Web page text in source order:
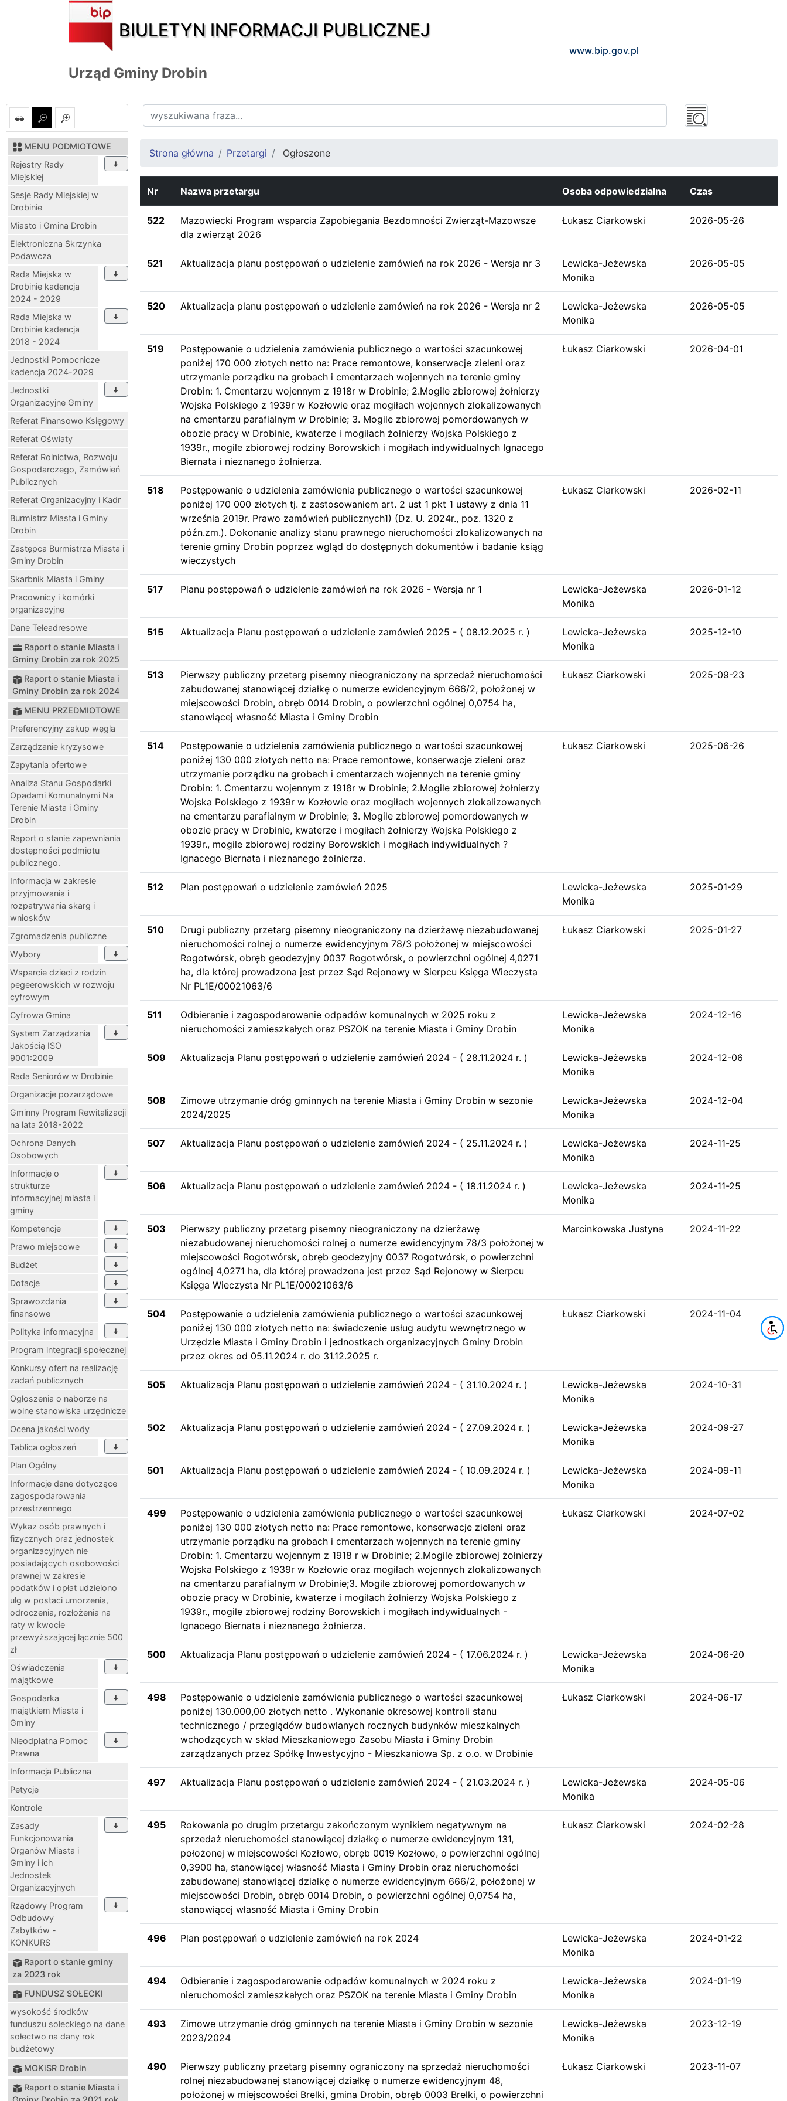
BIULETYN INFORMACJI PUBLICZNEJ
www.bip.gov.pl
Urząd Gminy Drobin
MENU PODMIOTOWE
Rejestry Rady
Miejskiej
Sesje Rady Miejskiej w
Drobinie
Miasto i Gmina Drobin
Elektroniczna Skrzynka
Podawcza
Rada Miejska w
Drobinie kadencja
2024 - 2029
Rada Miejska w
Drobinie kadencja
2018 - 2024
Jednostki Pomocnicze
kadencja 2024-2029
Jednostki
Organizacyjne Gminy
Referat Finansowo Księgowy
Referat Oświaty
Referat Rolnictwa, Rozwoju
Gospodarczego, Zamówień
Publicznych
Referat Organizacyjny i Kadr
Burmistrz Miasta i Gminy
Drobin
Zastępca Burmistrza Miasta i
Gminy Drobin
Skarbnik Miasta i Gminy
Pracownicy i komórki
organizacyjne
Dane Teleadresowe
Raport o stanie Miasta i
Gminy Drobin za rok 2025
Raport o stanie Miasta i
Gminy Drobin za rok 2024
MENU PRZEDMIOTOWE
Preferencyjny zakup węgla
Zarządzanie kryzysowe
Zapytania ofertowe
Analiza Stanu Gospodarki
Opadami Komunalnymi Na
Terenie Miasta i Gminy
Drobin
Raport o stanie zapewniania
dostępności podmiotu
publicznego.
Informacja w zakresie
przyjmowania i
rozpatrywania skarg i
wniosków
Zgromadzenia publiczne
Wybory
Wsparcie dzieci z rodzin
pegeerowskich w rozwoju
cyfrowym
Cyfrowa Gmina
System Zarządzania
Jakością ISO
9001:2009
Rada Seniorów w Drobinie
Organizacje pozarządowe
Gminny Program Rewitalizacji
na lata 2018-2022
Ochrona Danych
Osobowych
Informacje o
strukturze
informacyjnej miasta i
gminy
Kompetencje
Prawo miejscowe
Budżet
Dotacje
Sprawozdania
finansowe
Polityka informacyjna
Program integracji społecznej
Konkursy ofert na realizację
zadań publicznych
Ogłoszenia o naborze na
wolne stanowiska urzędnicze
Ocena jakości wody
Tablica ogłoszeń
Plan Ogólny
Informacje dane dotyczące
zagospodarowania
przestrzennego
Wykaz osób prawnych i
fizycznych oraz jednostek
organizacyjnych nie
posiadających osobowości
prawnej w zakresie
podatków i opłat udzielono
ulg w postaci umorzenia,
odroczenia, rozłożenia na
raty w kwocie
przewyższającej łącznie 500
zł
Oświadczenia
majątkowe
Gospodarka
majątkiem Miasta i
Gminy
Nieodpłatna Pomoc
Prawna
Informacja Publiczna
Petycje
Kontrole
Zasady
Funkcjonowania
Organów Miasta i
Gminy i ich
Jednostek
Organizacyjnych
Rządowy Program
Odbudowy
Zabytków -
KONKURS
Raport o stanie gminy
za 2023 rok
FUNDUSZ SOŁECKI
wysokość środków
funduszu sołeckiego na dane
sołectwo na dany rok
budżetowy
MOKiSR Drobin
Raport o stanie Miasta i
Strona główna Przetargi Ogłoszone
Nr Nazwa przetargu Osoba odpowiedzialna Czas
522
Mazowiecki Program wsparcia Zapobiegania Bezdomności Zwierząt-Mazowsze
dla zwierząt 2026
Łukasz Ciarkowski 2026-05-26
521 Aktualizacja planu postępowań o udzielenie zamówień na rok 2026 - Wersja nr 3
Lewicka-Jeżewska
Monika
2026-05-05
520 Aktualizacja planu postępowań o udzielenie zamówień na rok 2026 - Wersja nr 2
Lewicka-Jeżewska
Monika
2026-05-05
519
Postępowanie o udzielenia zamówienia publicznego o wartości szacunkowej
poniżej 170 000 złotych netto na: Prace remontowe, konserwacje zieleni oraz
utrzymanie porządku na grobach i cmentarzach wojennych na terenie gminy
Drobin: 1. Cmentarzu wojennym z 1918r w Drobinie; 2.Mogile zbiorowej żołnierzy
Wojska Polskiego z 1939r w Kozłowie oraz mogiłach wojennych zlokalizowanych
na cmentarzu parafialnym w Drobinie; 3. Mogile zbiorowej pomordowanych w
obozie pracy w Drobinie, kwaterze i mogiłach żołnierzy Wojska Polskiego z
1939r., mogile zbiorowej rodziny Borowskich i mogiłach indywidualnych Ignacego
Biernata i nieznanego żołnierza.
Łukasz Ciarkowski 2026-04-01
518
Postępowanie o udzielenia zamówienia publicznego o wartości szacunkowej
poniżej 170 000 złotych tj. z zastosowaniem art. 2 ust 1 pkt 1 ustawy z dnia 11
września 2019r. Prawo zamówień publicznych1) (Dz. U. 2024r., poz. 1320 z
późn.zm.). Dokonanie analizy stanu prawnego nieruchomości zlokalizowanych na
terenie gminy Drobin poprzez wgląd do dostępnych dokumentów i badanie ksiąg
wieczystych
Łukasz Ciarkowski 2026-02-11
517 Planu postępowań o udzielenie zamówień na rok 2026 - Wersja nr 1
Lewicka-Jeżewska
Monika
2026-01-12
515 Aktualizacja Planu postępowań o udzielenie zamówień 2025 - ( 08.12.2025 r. )
Lewicka-Jeżewska
Monika
2025-12-10
513
Pierwszy publiczny przetarg pisemny nieograniczony na sprzedaż nieruchomości
zabudowanej stanowiącej działkę o numerze ewidencyjnym 666/2, położonej w
miejscowości Drobin, obręb 0014 Drobin, o powierzchni ogólnej 0,0754 ha,
stanowiącej własność Miasta i Gminy Drobin
Łukasz Ciarkowski 2025-09-23
514
Postępowanie o udzielenia zamówienia publicznego o wartości szacunkowej
poniżej 130 000 złotych netto na: Prace remontowe, konserwacje zieleni oraz
utrzymanie porządku na grobach i cmentarzach wojennych na terenie gminy
Drobin: 1. Cmentarzu wojennym z 1918r w Drobinie; 2.Mogile zbiorowej żołnierzy
Wojska Polskiego z 1939r w Kozłowie oraz mogiłach wojennych zlokalizowanych
na cmentarzu parafialnym w Drobinie; 3. Mogile zbiorowej pomordowanych w
obozie pracy w Drobinie, kwaterze i mogiłach żołnierzy Wojska Polskiego z
1939r., mogile zbiorowej rodziny Borowskich i mogiłach indywidualnych ?
Ignacego Biernata i nieznanego żołnierza.
Łukasz Ciarkowski 2025-06-26
512 Plan postępowań o udzielenie zamówień 2025
Lewicka-Jeżewska
Monika
2025-01-29
510
Drugi publiczny przetarg pisemny nieograniczony na dzierżawę niezabudowanej
nieruchomości rolnej o numerze ewidencyjnym 78/3 położonej w miejscowości
Rogotwórsk, obręb geodezyjny 0037 Rogotwórsk, o powierzchni ogólnej 4,0271
ha, dla której prowadzona jest przez Sąd Rejonowy w Sierpcu Księga Wieczysta
Nr PL1E/00021063/6
Łukasz Ciarkowski 2025-01-27
511
Odbieranie i zagospodarowanie odpadów komunalnych w 2025 roku z
nieruchomości zamieszkałych oraz PSZOK na terenie Miasta i Gminy Drobin
Lewicka-Jeżewska
Monika
2024-12-16
509 Aktualizacja Planu postępowań o udzielenie zamówień 2024 - ( 28.11.2024 r. )
Lewicka-Jeżewska
Monika
2024-12-06
508
Zimowe utrzymanie dróg gminnych na terenie Miasta i Gminy Drobin w sezonie
2024/2025
Lewicka-Jeżewska
Monika
2024-12-04
507 Aktualizacja Planu postępowań o udzielenie zamówień 2024 - ( 25.11.2024 r. )
Lewicka-Jeżewska
Monika
2024-11-25
506 Aktualizacja Planu postępowań o udzielenie zamówień 2024 - ( 18.11.2024 r. )
Lewicka-Jeżewska
Monika
2024-11-25
503
Pierwszy publiczny przetarg pisemny nieograniczony na dzierżawę
niezabudowanej nieruchomości rolnej o numerze ewidencyjnym 78/3 położonej w
miejscowości Rogotwórsk, obręb geodezyjny 0037 Rogotwórsk, o powierzchni
ogólnej 4,0271 ha, dla której prowadzona jest przez Sąd Rejonowy w Sierpcu
Księga Wieczysta Nr PL1E/00021063/6
Marcinkowska Justyna 2024-11-22
504
Postępowanie o udzielenia zamówienia publicznego o wartości szacunkowej
poniżej 130 000 złotych netto na: świadczenie usług audytu wewnętrznego w
Urzędzie Miasta i Gminy Drobin i jednostkach organizacyjnych Gminy Drobin
przez okres od 05.11.2024 r. do 31.12.2025 r.
Łukasz Ciarkowski 2024-11-04
505 Aktualizacja Planu postępowań o udzielenie zamówień 2024 - ( 31.10.2024 r. )
Lewicka-Jeżewska
Monika
2024-10-31
502 Aktualizacja Planu postępowań o udzielenie zamówień 2024 - ( 27.09.2024 r. )
Lewicka-Jeżewska
Monika
2024-09-27
501 Aktualizacja Planu postępowań o udzielenie zamówień 2024 - ( 10.09.2024 r. )
Lewicka-Jeżewska
Monika
2024-09-11
499
Postępowanie o udzielenia zamówienia publicznego o wartości szacunkowej
poniżej 130 000 złotych netto na: Prace remontowe, konserwacje zieleni oraz
utrzymanie porządku na grobach i cmentarzach wojennych na terenie gminy
Drobin: 1. Cmentarzu wojennym z 1918 r w Drobinie; 2.Mogile zbiorowej żołnierzy
Wojska Polskiego z 1939r w Kozłowie oraz mogiłach wojennych zlokalizowanych
na cmentarzu parafialnym w Drobinie;3. Mogile zbiorowej pomordowanych w
obozie pracy w Drobinie, kwaterze i mogiłach żołnierzy Wojska Polskiego z
1939r., mogile zbiorowej rodziny Borowskich i mogiłach indywidualnych -
Ignacego Biernata i nieznanego żołnierza.
Łukasz Ciarkowski 2024-07-02
500 Aktualizacja Planu postępowań o udzielenie zamówień 2024 - ( 17.06.2024 r. )
Lewicka-Jeżewska
Monika
2024-06-20
498
Postępowanie o udzielenie zamówienia publicznego o wartości szacunkowej
poniżej 130.000,00 złotych netto . Wykonanie okresowej kontroli stanu
technicznego / przeglądów budowlanych rocznych budynków mieszkalnych
wchodzących w skład Mieszkaniowego Zasobu Miasta i Gminy Drobin
zarządzanych przez Spółkę Inwestycyjno - Mieszkaniowa Sp. z o.o. w Drobinie
Łukasz Ciarkowski 2024-06-17
497 Aktualizacja Planu postępowań o udzielenie zamówień 2024 - ( 21.03.2024 r. )
Lewicka-Jeżewska
Monika
2024-05-06
495
Rokowania po drugim przetargu zakończonym wynikiem negatywnym na
sprzedaż nieruchomości stanowiącej działkę o numerze ewidencyjnym 131,
położonej w miejscowości Kozłowo, obręb 0019 Kozłowo, o powierzchni ogólnej
0,3900 ha, stanowiącej własność Miasta i Gminy Drobin oraz nieruchomości
zabudowanej stanowiącej działkę o numerze ewidencyjnym 666/2, położonej w
miejscowości Drobin, obręb 0014 Drobin, o powierzchni ogólnej 0,0754 ha,
stanowiącej własność Miasta i Gminy Drobin
Łukasz Ciarkowski 2024-02-28
496 Plan postępowań o udzielenie zamówień na rok 2024
Lewicka-Jeżewska
Monika
2024-01-22
494
Odbieranie i zagospodarowanie odpadów komunalnych w 2024 roku z
nieruchomości zamieszkałych oraz PSZOK na terenie Miasta i Gminy Drobin
Lewicka-Jeżewska
Monika
2024-01-19
493
Zimowe utrzymanie dróg gminnych na terenie Miasta i Gminy Drobin w sezonie
2023/2024
Lewicka-Jeżewska
Monika
2023-12-19
490
Pierwszy publiczny przetarg pisemny ograniczony na sprzedaż nieruchomości
rolnej niezabudowanej stanowiącej działkę o numerze ewidencyjnym 48,
położonej w miejscowości Brelki, gmina Drobin, obręb 0003 Brelki, o powierzchni
Łukasz Ciarkowski 2023-11-07